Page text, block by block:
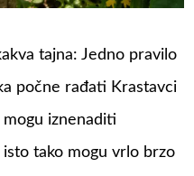
tajna: Jedno pravilo
počne rađati Krastavci
iznenaditi
tako mogu vrlo brzo